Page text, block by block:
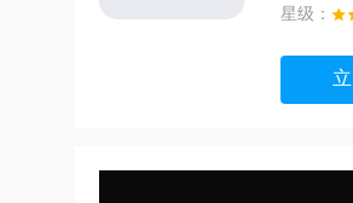
星级：